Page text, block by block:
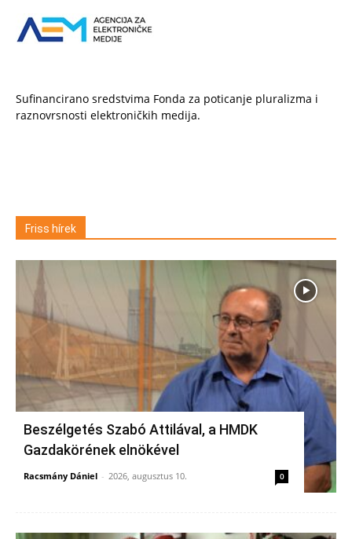
Sufinancirano sredstvima Fonda za poticanje pluralizma i
raznovrsnosti elektroničkih medija.
Friss hírek
Beszélgetés Szabó Attilával, a HMDK
Gazdakörének elnökével
Racsmány Dániel - 2026, augusztus 10. 0